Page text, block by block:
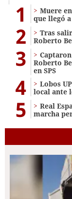
1
Muere
que llegó
2
Tras
Roberto
3
Roberto
en SPS
4
Lobos
local ante
5
Real
marcha